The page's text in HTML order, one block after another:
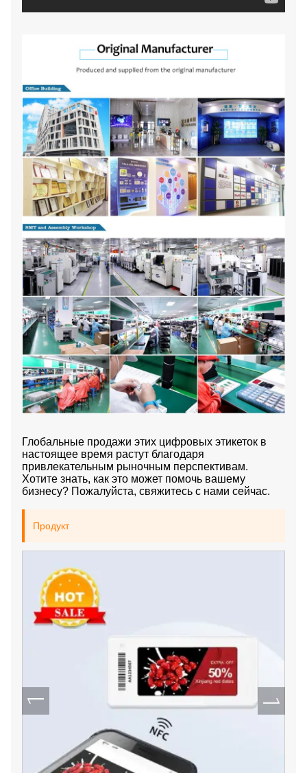
Глобальные продажи этих цифровых этикеток в
настоящее время растут благодаря
привлекательным рыночным перспективам.
Хотите знать, как это может помочь вашему
бизнесу? Пожалуйста, свяжитесь с нами сейчас.
Продукт